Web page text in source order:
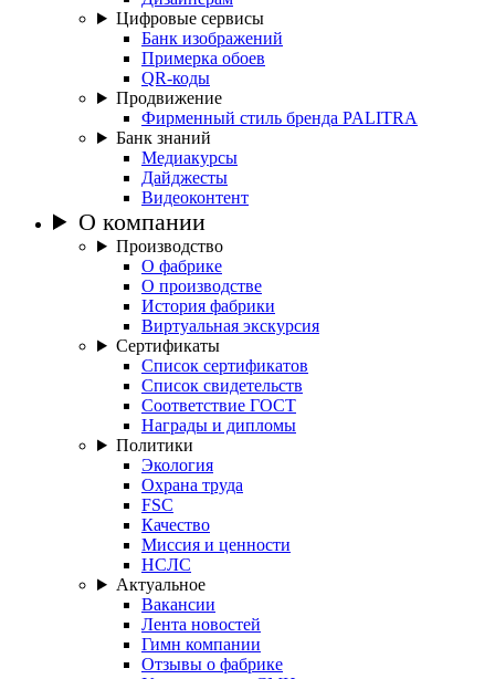
Цифровые сервисы
Банк изображений
Примерка обоев
QR-коды
Продвижение
Фирменный стиль бренда PALITRA
Банк знаний
Медиакурсы
Дайджесты
Видеоконтент
О компании
Производство
О фабрике
О производстве
История фабрики
Виртуальная экскурсия
Сертификаты
Список сертификатов
Список свидетельств
Соответствие ГОСТ
Награды и дипломы
Политики
Экология
Охрана труда
FSC
Качество
Миссия и ценности
НСЛС
Актуальное
Вакансии
Лента новостей
Гимн компании
Отзывы о фабрике